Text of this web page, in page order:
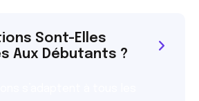
Sont-Elles
Aux Débutants ?